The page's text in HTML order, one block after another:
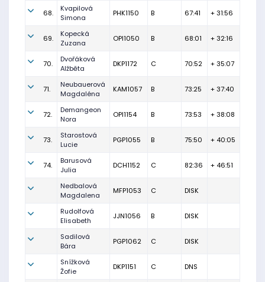
68.
Kvapilová
Simona
PHK1150 B 67:41 + 31:56
69.
Kopecká
Zuzana
OPI1050 B 68:01 + 32:16
70.
Dvořáková
Alžběta
DKP1172 C 70:52 + 35:07
71.
Neubauerová
Magdaléna
KAM1057 B 73:25 + 37:40
72.
Demangeon
Nora
OPI1154 B 73:53 + 38:08
73.
Starostová
Lucie
PGP1055 B 75:50 + 40:05
74.
Barusová
Julia
DCH1152 C 82:36 + 46:51
Nedbalová
Magdalena
MFP1053 C DISK
Rudolfová
Elisabeth
JJN1056 B DISK
Sadilová
Bára
PGP1062 C DISK
Snížková
Žofie
DKP1151 C DNS